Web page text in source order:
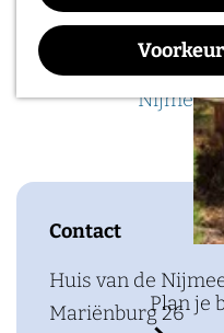
Plan je
Contact
Huis van de
Mariënburg 26